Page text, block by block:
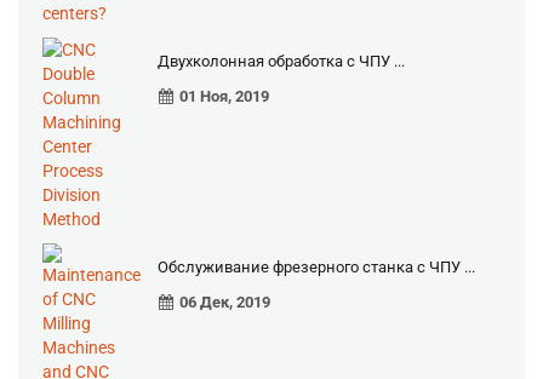
Двухколонная обработка с ЧПУ ...
01 Ноя, 2019
Обслуживание фрезерного станка с ЧПУ ...
06 Дек, 2019